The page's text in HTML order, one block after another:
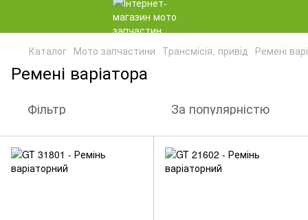
Каталог Мото запчастини Трансмісія, привід Ремені
Ремені варіатора
Фільтр За популярністю